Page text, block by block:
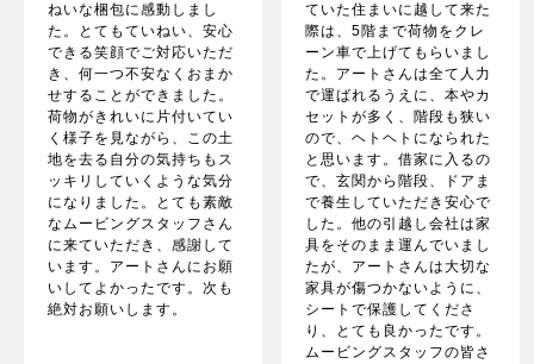
ねいな梱包に感動しまし
た。とてもていねい、安心
できる笑顔でご対応いただ
き、何一つ不安なくおまか
せすることができました。
荷物がきれいに片付いてい
く様子を見ながら、この土
地を去る自分の気持ちもス
ッキリしていくような気分
になりました。とても素敵
なムービングスタッフさん
に来ていただき、感謝して
います。アートさんにお願
いしてよかったです。次も
絶対お願いします。
ていた住まいに越して来た
際は、5階まで荷物をクレ
ーン車で上げてもらいまし
た。アートさんは全て人力
で運ばれるうえに、本やカ
セットが多く、階段も狭い
ので、ヘトヘトになられた
と思います。借家に入るの
で、玄関から階段、ドアま
で養生していただき安心で
した。他の引越し会社は家
具をそのまま運んでいまし
たが、アートさんは大切な
家具が傷つかないように、
シートで保護してくださ
り、とても良かったです。
ムービングスタッフの皆さ